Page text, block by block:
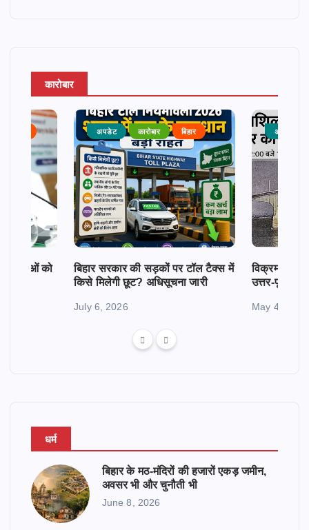
कारोबार
महिलाओं को
अपडेट कारोबार बिहार
बिहार सरकार की सड़कों पर टॉल टैक्स में
किसे मिलेगी छूट? अधिसूचना जारी
July 6, 2026
अपडेट
विक्रमशिला
उत्तर-पूर्व
May 4, 2026
धर्म
बिहार के मठ-मंदिरों की हजारों एकड़ जमीन,
अवसर भी और चुनौती भी
June 8, 2026